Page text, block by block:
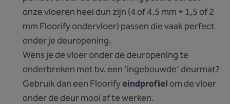
onze vloeren heel dun zijn (4 of 4.5 mm + 1,5 of 2
mm Floorify ondervloer) passen die vaak perfect
onder je deuropening.
Wens je de vloer onder de deuropening te
onderbreken met bv. een ‘ingebouwde’ deurmat?
Gebruik dan een Floorifyeindprofielom de vloer
onder de deur mooi af te werken.